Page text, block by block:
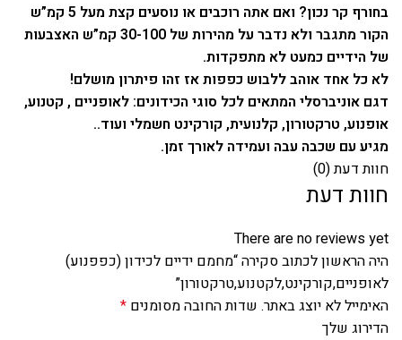
בחורף קר נכון? ואם אתה רוכבים או נוסעים קצת מעל 5 קמ”ש
הקור מתגבר ולא נדבר על מהירות של 30-100 קמ”ש האצבעות
של הידיים כמעט לא מתפקדות.
לא כל אחד אוהב ללבוש כפפות אז זהו פיתרון מושלם!
דגם אוניברסלי המתאים לכל סוגי הכידונים: לאופניים , קטנוע,
אופנוע, טרקטורון, קלנועית, קורקינט חשמלי ועוד..
מגיע עם שכבה עבה ועמידה לאורך זמן.
חוות דעת (0)
חוות דעת
There are no reviews yet
היה הראשון לכתוב סקירה “מחמם ידיים לכידון (כפפנוע)
לאופניים,קורקינט,לקטנוע,טרקטורון”
האימייל לא יוצג באתר. שדות החובה מסומנים *
הדירוג שלך